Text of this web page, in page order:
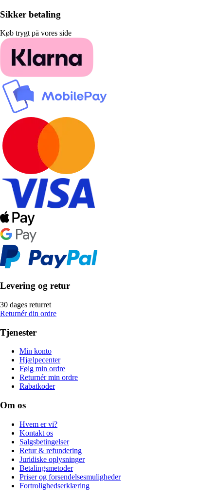
Sikker betaling
Køb trygt på vores side
Levering og retur
30 dages returret
Returnér din ordre
Tjenester
Min konto
Hjælpecenter
Følg min ordre
Returnér min ordre
Rabatkoder
Om os
Hvem er vi?
Kontakt os
Salgsbetingelser
Retur & refundering
Juridiske oplysninger
Betalingsmetoder
Priser og forsendelsesmuligheder
Fortrolighedserklæring